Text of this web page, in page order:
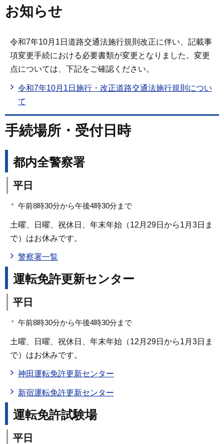
お知らせ
令和7年10月1日道路交通法施行規則改正に伴い、記載事
項変更手続における必要書類が変更となりました。変更
点については、下記をご確認ください。
令和7年10月1日施行・改正道路交通法施行規則につい
て
手続場所・受付日時
都内全警察署
平日
午前8時30分から午後4時30分まで
土曜、日曜、祝休日、年末年始（12月29日から1月3日ま
で）はお休みです。
警察署一覧
運転免許更新センター
平日
午前8時30分から午後4時30分まで
土曜、日曜、祝休日、年末年始（12月29日から1月3日ま
で）はお休みです。
神田運転免許更新センター
新宿運転免許更新センター
運転免許試験場
平日